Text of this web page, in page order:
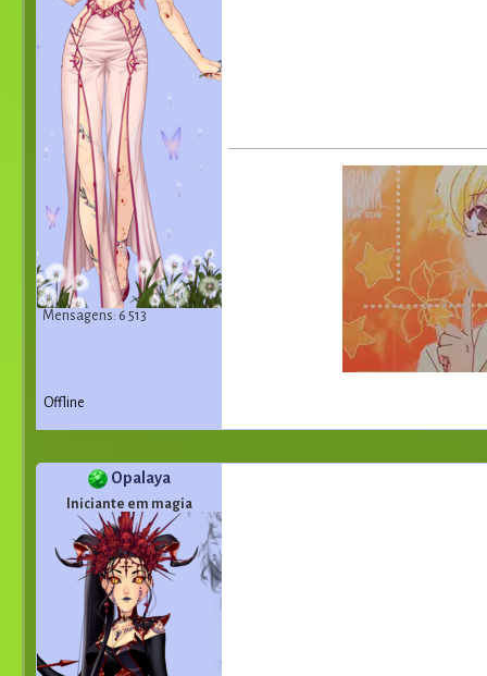
Mensagens: 6 513
Offline
Opalaya
Iniciante em magia